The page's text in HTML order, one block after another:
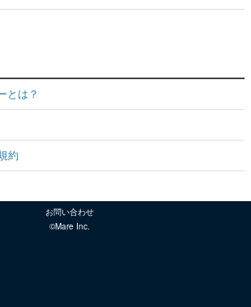
とは？
約
お問い合わせ
©Mare Inc.